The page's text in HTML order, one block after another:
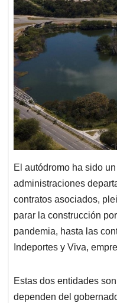
El autódromo ha sido
administraciones
contratos asociados,
parar la construcción
pandemia, hasta las
Indeportes y Viva,
Estas dos entidades
dependen del